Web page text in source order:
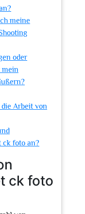
meine
oder
Arbeit von
ck foto an?
ck foto